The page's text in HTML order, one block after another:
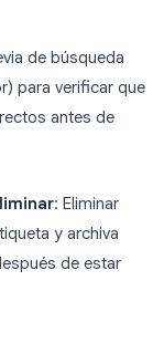
de búsqueda
para verificar que
antes de
: Eliminar
y archiva
de estar